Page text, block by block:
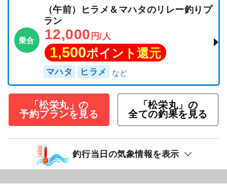
乗合
（午前）ヒラメ＆マハタのリレー釣りプ
ラン
12,000 円/人
1,500ポイント還元
マハタ ヒラメ
「松栄丸」の
予約プランを見る
「松栄丸」の
全ての釣果を見る
釣行当日の気象情報を表示